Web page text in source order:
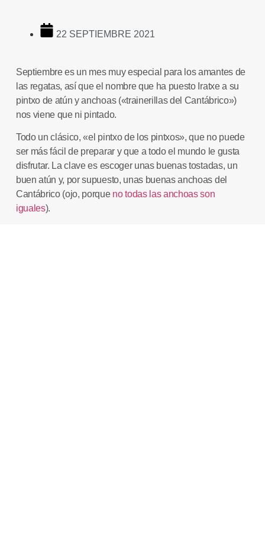
22 SEPTIEMBRE 2021
Septiembre es un mes muy especial para los amantes de
las regatas, así que el nombre que ha puesto Iratxea su
pintxo de atún y anchoas(«trainerillas del Cantábrico»)
nos viene que ni pintado.
Todo un clásico, «el pintxo de los pintxos», que no puede
ser más fácil de preparar y que a todo el mundo le gusta
disfrutar. La clave es escoger unas buenas tostadas, un
buen atún y, por supuesto, unas buenas anchoas del
Cantábrico (ojo, porque no todas las anchoas son
iguales).